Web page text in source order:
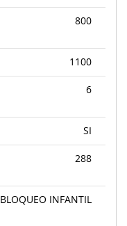
800
1100
6
SI
288
BLOQUEO INFANTIL